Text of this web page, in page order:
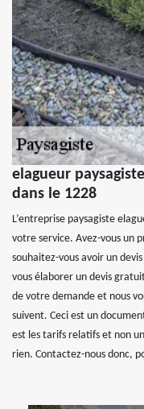
elagueur
dans le 1228
L’entreprise paysagiste
votre service. Avez-vous un
souhaitez-vous avoir un
vous élaborer un devis
de votre demande et nous
suivent. Ceci est un
est les tarifs relatifs et non
rien. Contactez-nous donc,